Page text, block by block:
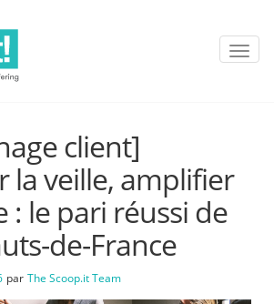
T
client]
la veille, amplifier
: le pari réussi de
de-France
par The Scoop.it Team